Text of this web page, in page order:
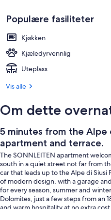
Populære fasiliteter
Kjøkken
Kjæledyrvennlig
Uteplass
Vis alle
Om dette
5 minutes from the Alpe
apartment and terrace.
The SONNLEITEN apartment
south in a quiet street not far from
car that leads up to the Alpe di Siusi
of modern design, with a garage
for every season, summer and
Dolomites, just a few steps from an
and warm hospitality at no extra